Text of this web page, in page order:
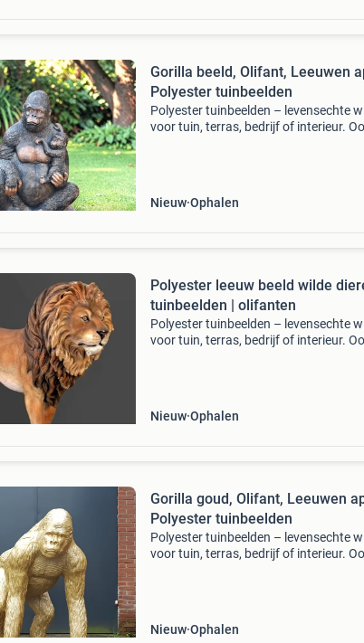
Gorilla beeld, Olifant, Leeuwen
Polyester tuinbeelden
Polyester tuinbeelden – levensechte
voor tuin, terras, bedrijf of interieur.
Nieuw Ophalen
Polyester leeuw beeld wilde
tuinbeelden | olifanten
Polyester tuinbeelden – levensechte
voor tuin, terras, bedrijf of interieur.
Nieuw Ophalen
Gorilla goud, Olifant, Leeuwen
Polyester tuinbeelden
Polyester tuinbeelden – levensechte
voor tuin, terras, bedrijf of interieur.
Nieuw Ophalen